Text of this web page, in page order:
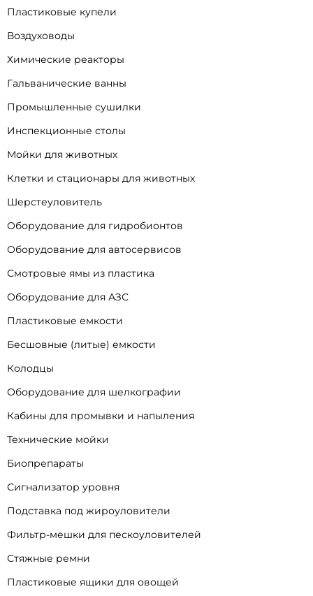
Пластиковые купели
Воздуховоды
Химические реакторы
Гальванические ванны
Промышленные сушилки
Инспекционные столы
Мойки для животных
Клетки и стационары для животных
Шерстеуловитель
Оборудование для гидробионтов
Оборудование для автосервисов
Смотровые ямы из пластика
Оборудование для АЗС
Пластиковые емкости
Бесшовные (литые) емкости
Колодцы
Оборудование для шелкографии
Кабины для промывки и напыления
Технические мойки
Биопрепараты
Сигнализатор уровня
Подставка под жироуловители
Фильтр-мешки для пескоуловителей
Стяжные ремни
Пластиковые ящики для овощей